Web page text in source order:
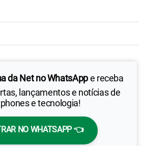
da Net no WhatsAppe receba
lançamentos e notícias de
e tecnologia!
NO WHATSAPP 👈